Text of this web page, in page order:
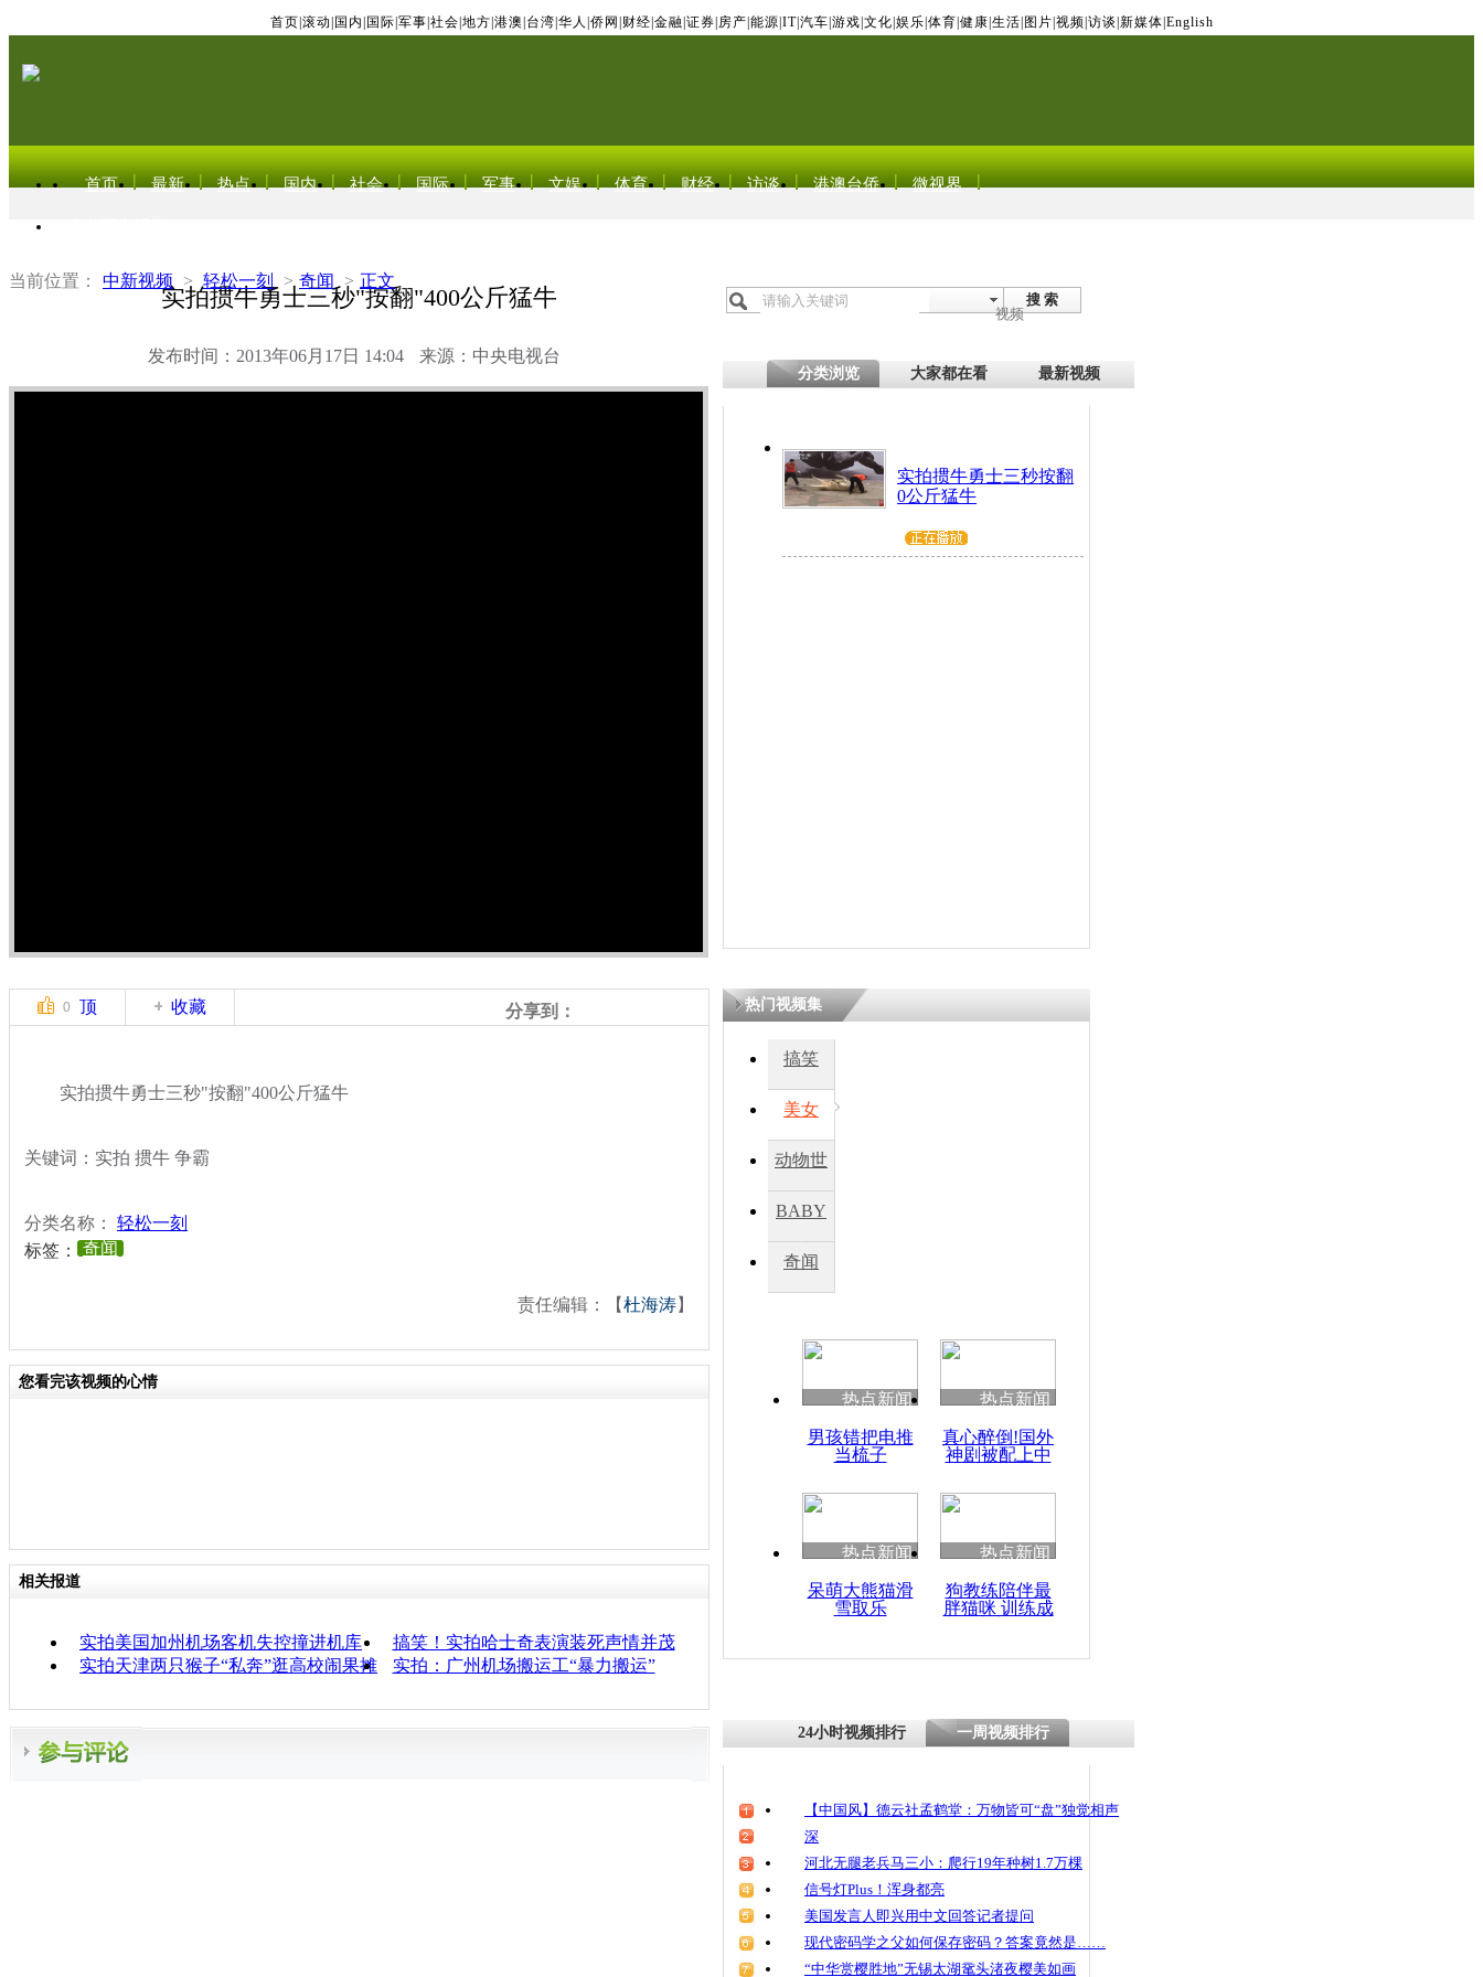
首页 滚动 国内 国际 军事 社会 地方 港澳 台湾 华人 侨网 财经 金融 证券 房产 能源 IT| 汽车 游戏 文化 娱乐 体育 健康 生活 图片 视频 访谈 新媒体 English
首页 最新 热点 国内 社会 国际 军事 文娱 体育 财经 访谈 港澳台侨 微视界
当前位置： 中新视频 > 轻松一刻 > 奇闻 > 正文
实拍掼牛勇士三秒"按翻"400公斤猛牛
发布时间：2013年06月17日 14:04 来源：中央电视台
搜 索
视频
分类浏览 大家都在看 最新视频
实拍掼牛勇士三秒按翻
0公斤猛牛
0 顶 收藏 分享到：
实拍掼牛勇士三秒"按翻"400公斤猛牛
关键词：实拍 掼牛 争霸
分类名称： 轻松一刻
标签：
奇闻
责任编辑：【杜海涛】
您看完该视频的心情
相关报道
实拍美国加州机场客机失控撞进机库
搞笑！实拍哈士奇表演装死声情并茂
实拍天津两只猴子“私奔”逛高校闹果摊
实拍：广州机场搬运工“暴力搬运”
热门视频集
搞笑
美女
动物世
BABY
秀
奇闻
热点新闻
男孩错把电推
当梳子
热点新闻
真心醉倒!国外
神剧被配上中
热点新闻
呆萌大熊猫滑
雪取乐
热点新闻
狗教练陪伴最
胖猫咪 训练成
24小时视频排行 一周视频排行
【中国风】德云社孟鹤堂：万物皆可“盘”独觉相声
深
河北无腿老兵马三小：爬行19年种树1.7万棵
信号灯Plus！浑身都亮
美国发言人即兴用中文回答记者提问
现代密码学之父如何保存密码？答案竟然是……
“中华赏樱胜地”无锡太湖鼋头渚夜樱美如画